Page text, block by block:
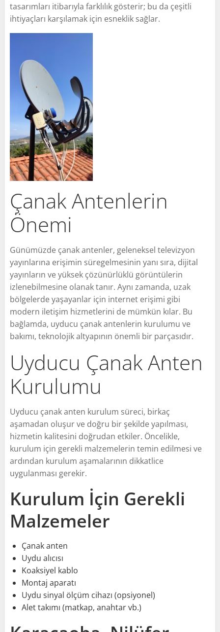
tasarımları itibarıyla farklılık gösterir; bu da çeşitli
ihtiyaçları karşılamak için esneklik sağlar.
Çanak Antenlerin
Önemi
Günümüzde çanak antenler, geleneksel televizyon
yayınlarına erişimin süregelmesinin yanı sıra, dijital
yayınların ve yüksek çözünürlüklü görüntülerin
izlenebilmesine olanak tanır. Aynı zamanda, uzak
bölgelerde yaşayanlar için internet erişimi gibi
modern iletişim hizmetlerini de mümkün kılar. Bu
bağlamda, uyducu çanak antenlerin kurulumu ve
bakımı, teknolojik altyapının önemli bir parçasıdır.
Uyducu Çanak Anten
Kurulumu
Uyducu çanak anten kurulum süreci, birkaç
aşamadan oluşur ve doğru bir şekilde yapılması,
hizmetin kalitesini doğrudan etkiler. Öncelikle,
kurulum için gerekli malzemelerin temin edilmesi ve
ardından kurulum aşamalarının dikkatlice
uygulanması gerekir.
Kurulum İçin Gerekli
Malzemeler
Çanak anten
Uydu alıcısı
Koaksiyel kablo
Montaj aparatı
Uydu sinyal ölçüm cihazı (opsiyonel)
Alet takımı (matkap, anahtar vb.)